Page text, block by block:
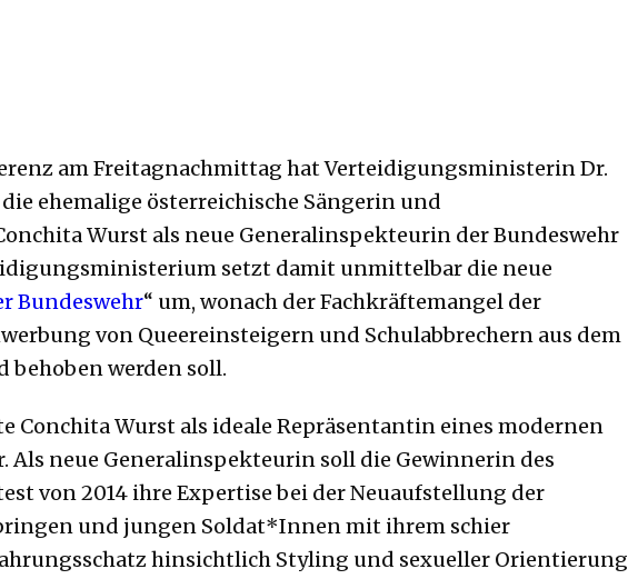
am Freitagnachmittag hat Verteidigungsministerin Dr.
ehemalige österreichische Sängerin und
Wurst als neue Generalinspekteurin der Bundeswehr
setzt damit unmittelbar die neue
Bundeswehr“ um, wonach der Fachkräftemangel der
von Queereinsteigern und Schulabbrechern aus dem
behoben werden soll.
Conchita Wurst als ideale Repräsentantin eines modernen
Als neue Generalinspekteurin soll die Gewinnerin des
von 2014 ihre Expertise bei der Neuaufstellung der
und jungen Soldat*Innen mit ihrem schier
hinsichtlich Styling und sexueller Orientierung